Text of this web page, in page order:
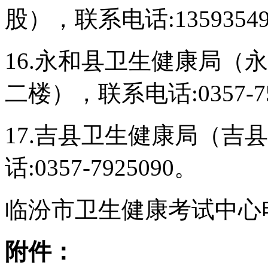
股），联系电话
16.永和县卫生健康局（
二楼），联系电话:0357-
17.吉县卫生健康局（吉
话:0357-7925090。
临汾市卫生健康考试中心
附件：